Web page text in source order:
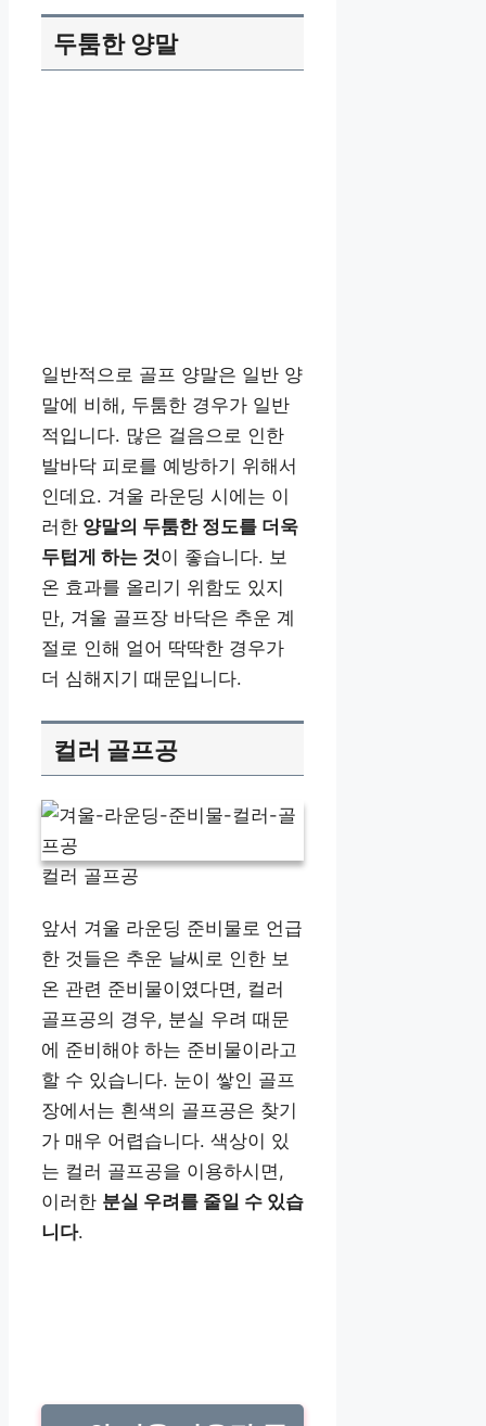
두툼한 양말
일반적으로 골프 양말은 일반 양
말에 비해, 두툼한 경우가 일반
적입니다. 많은 걸음으로 인한
발바닥 피로를 예방하기 위해서
인데요. 겨울 라운딩 시에는 이
러한 양말의 두툼한 정도를 더욱
두텁게 하는 것이 좋습니다. 보
온 효과를 올리기 위함도 있지
만, 겨울 골프장 바닥은 추운 계
절로 인해 얼어 딱딱한 경우가
더 심해지기 때문입니다.
컬러 골프공
컬러 골프공
앞서 겨울 라운딩 준비물로 언급
한 것들은 추운 날씨로 인한 보
온 관련 준비물이였다면, 컬러
골프공의 경우, 분실 우려 때문
에 준비해야 하는 준비물이라고
할 수 있습니다. 눈이 쌓인 골프
장에서는 흰색의 골프공은 찾기
가 매우 어렵습니다. 색상이 있
는 컬러 골프공을 이용하시면,
이러한 분실 우려를 줄일 수 있습
니다.